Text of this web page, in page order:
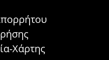
Χάρτης